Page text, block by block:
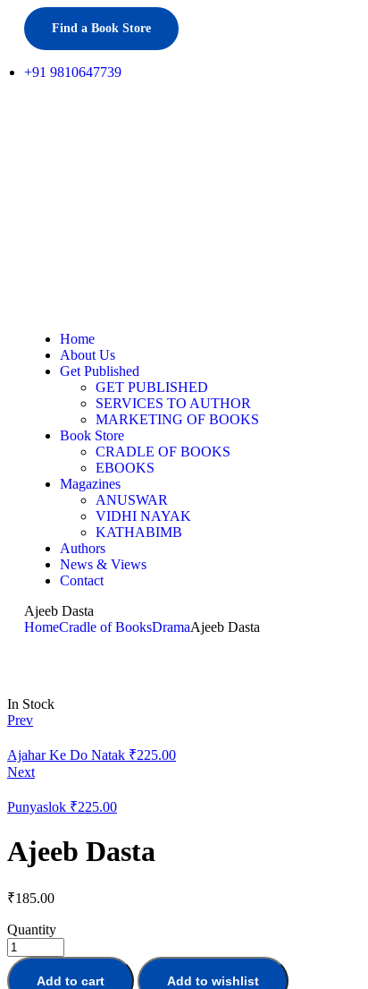
Find a Book Store
+91 9810647739
Home
About Us
Get Published
GET PUBLISHED
SERVICES TO AUTHOR
MARKETING OF BOOKS
Book Store
CRADLE OF BOOKS
EBOOKS
Magazines
ANUSWAR
VIDHI NAYAK
KATHABIMB
Authors
News & Views
Contact
Ajeeb Dasta
HomeCradle of BooksDramaAjeeb Dasta
In Stock
Prev
Ajahar Ke Do Natak ₹225.00
Next
Punyaslok ₹225.00
Ajeeb Dasta
₹185.00
Quantity
Add to cart Add to wishlist